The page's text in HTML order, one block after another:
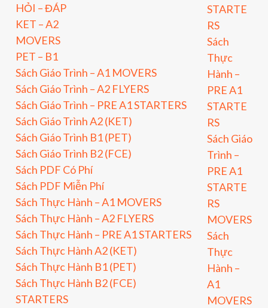
HỎI – ĐÁP
KET – A2
MOVERS
PET – B1
Sách Giáo Trình – A1 MOVERS
Sách Giáo Trình – A2 FLYERS
Sách Giáo Trình – PRE A1 STARTERS
Sách Giáo Trình A2 (KET)
Sách Giáo Trình B1 (PET)
Sách Giáo Trình B2 (FCE)
Sách PDF Có Phí
Sách PDF Miễn Phí
Sách Thực Hành – A1 MOVERS
Sách Thực Hành – A2 FLYERS
Sách Thực Hành – PRE A1 STARTERS
Sách Thực Hành A2 (KET)
Sách Thực Hành B1 (PET)
Sách Thực Hành B2 (FCE)
STARTERS
STARTE
RS
Sách
Thực
Hành –
PRE A1
STARTE
RS
Sách Giáo
Trình –
PRE A1
STARTE
RS
MOVERS
Sách
Thực
Hành –
A1
MOVERS